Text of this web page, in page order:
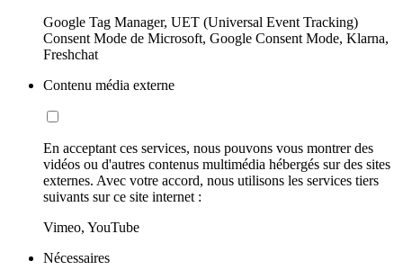
Google Tag Manager, UET (Universal Event Tracking)
Consent Mode de Microsoft, Google Consent Mode, Klarna,
Freshchat
Contenu média externe
En acceptant ces services, nous pouvons vous montrer des
vidéos ou d'autres contenus multimédia hébergés sur des sites
externes. Avec votre accord, nous utilisons les services tiers
suivants sur ce site internet :
Vimeo, YouTube
Nécessaires